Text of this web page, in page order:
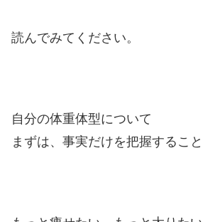
読んでみてください。
自分の体重体型について
まずは、事実だけを把握すること